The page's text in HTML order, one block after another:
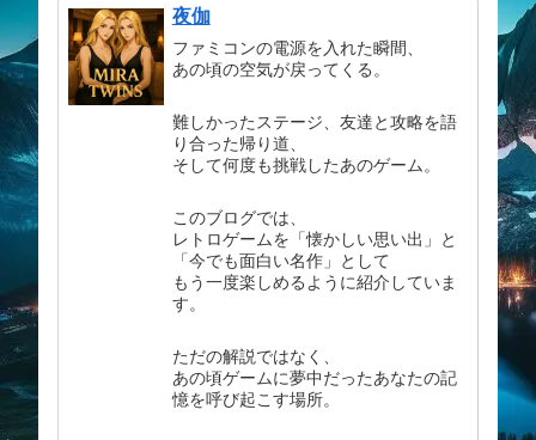
夜伽
ファミコンの電源を入れた瞬間、
あの頃の空気が戻ってくる。
難しかったステージ、友達と攻略を語
り合った帰り道、
そして何度も挑戦したあのゲーム。
このブログでは、
レトロゲームを「懐かしい思い出」と
「今でも面白い名作」として
もう一度楽しめるように紹介していま
す。
ただの解説ではなく、
あの頃ゲームに夢中だったあなたの記
憶を呼び起こす場所。